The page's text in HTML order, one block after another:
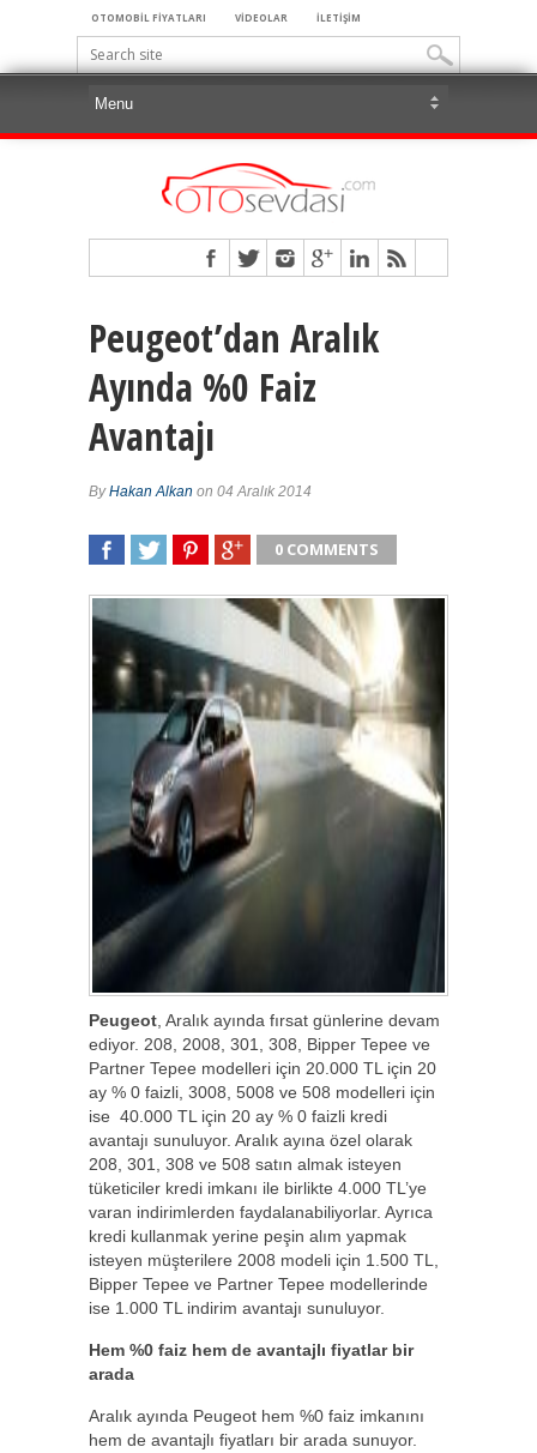
OTOMOBİL FİYATLARI VİDEOLAR İLETİŞİM
Peugeot’dan Aralık
Ayında %0 Faiz
Avantajı
ByHakan Alkan on 04 Aralık 2014
0 COMMENTS
Peugeot , Aralık ayında fırsat günlerine devam
ediyor. 208, 2008, 301, 308, Bipper Tepee ve
Partner Tepee modelleri için 20.000 TL için 20
ay % 0 faizli, 3008, 5008 ve 508 modelleri için
ise 40.000 TL için 20 ay % 0 faizli kredi
avantajı sunuluyor. Aralık ayına özel olarak
208, 301, 308 ve 508 satın almak isteyen
tüketiciler kredi imkanı ile birlikte 4.000 TL’ye
varan indirimlerden faydalanabiliyorlar. Ayrıca
kredi kullanmak yerine peşin alım yapmak
isteyen müşterilere 2008 modeli için 1.500 TL,
Bipper Tepee ve Partner Tepee modellerinde
ise 1.000 TL indirim avantajı sunuluyor.
Hem %0 faiz hem de avantajlı fiyatlar bir
arada
Aralık ayında Peugeot hem %0 faiz imkanını
hem de avantajlı fiyatları bir arada sunuyor.